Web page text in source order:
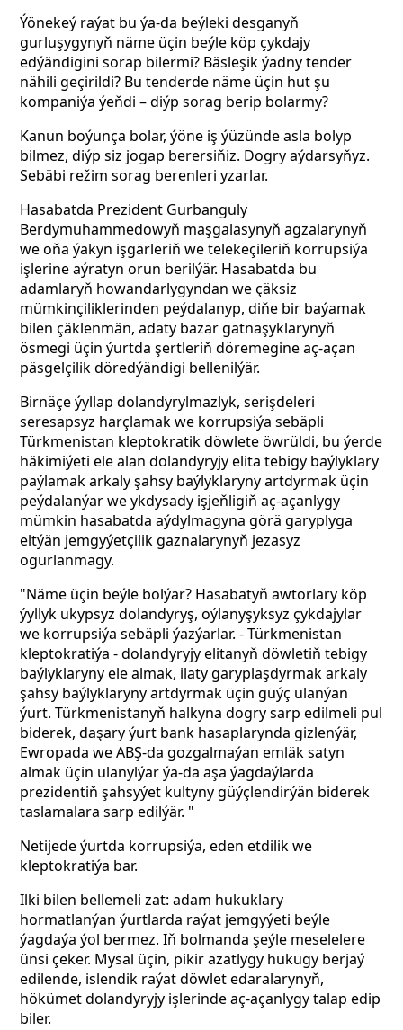
Ýönekeý raýat bu ýa-da beýleki desganyň
gurluşygynyň näme üçin beýle köp çykdajy
edýändigini sorap bilermi? Bäsleşik ýadny tender
nähili geçirildi? Bu tenderde näme üçin hut şu
kompaniýa ýeňdi – diýp sorag berip bolarmy?
Kanun boýunça bolar, ýöne iş ýüzünde asla bolyp
bilmez, diýp siz jogap berersiňiz. Dogry aýdarsyňyz.
Sebäbi režim sorag berenleri yzarlar.
Hasabatda Prezident Gurbanguly
Berdymuhammedowyň maşgalasynyň agzalarynyň
we oňa ýakyn işgärleriň we telekeçileriň korrupsiýa
işlerine aýratyn orun berilýär. Hasabatda bu
adamlaryň howandarlygyndan we çäksiz
mümkinçiliklerinden peýdalanyp, diňe bir baýamak
bilen çäklenmän, adaty bazar gatnaşyklarynyň
ösmegi üçin ýurtda şertleriň döremegine aç-açan
päsgelçilik döredýändigi bellenilýär.
Birnäçe ýyllap dolandyrylmazlyk, serişdeleri
seresapsyz harçlamak we korrupsiýa sebäpli
Türkmenistan kleptokratik döwlete öwrüldi, bu ýerde
häkimiýeti ele alan dolandyryjy elita tebigy baýlyklary
paýlamak arkaly şahsy baýlyklaryny artdyrmak üçin
peýdalanýar we ykdysady işjeňligiň aç-açanlygy
mümkin hasabatda aýdylmagyna görä garyplyga
eltýän jemgyýetçilik gaznalarynyň jezasyz
ogurlanmagy.
"Näme üçin beýle bolýar? Hasabatyň awtorlary köp
ýyllyk ukypsyz dolandyryş, oýlanyşyksyz çykdajylar
we korrupsiýa sebäpli ýazýarlar. - Türkmenistan
kleptokratiýa - dolandyryjy elitanyň döwletiň tebigy
baýlyklaryny ele almak, ilaty garyplaşdyrmak arkaly
şahsy baýlyklaryny artdyrmak üçin güýç ulanýan
ýurt. Türkmenistanyň halkyna dogry sarp edilmeli pul
biderek, daşary ýurt bank hasaplarynda gizlenýär,
Ewropada we ABŞ-da gozgalmaýan emläk satyn
almak üçin ulanylýar ýa-da aşa ýagdaýlarda
prezidentiň şahsyýet kultyny güýçlendirýän biderek
taslamalara sarp edilýär. "
Netijede ýurtda korrupsiýa, eden etdilik we
kleptokratiýa bar.
Ilki bilen bellemeli zat: adam hukuklary
hormatlanýan ýurtlarda raýat jemgyýeti beýle
ýagdaýa ýol bermez. Iň bolmanda şeýle meselelere
ünsi çeker. Mysal üçin, pikir azatlygy hukugy berjaý
edilende, islendik raýat döwlet edaralarynyň,
hökümet dolandyryjy işlerinde aç-açanlygy talap edip
biler.